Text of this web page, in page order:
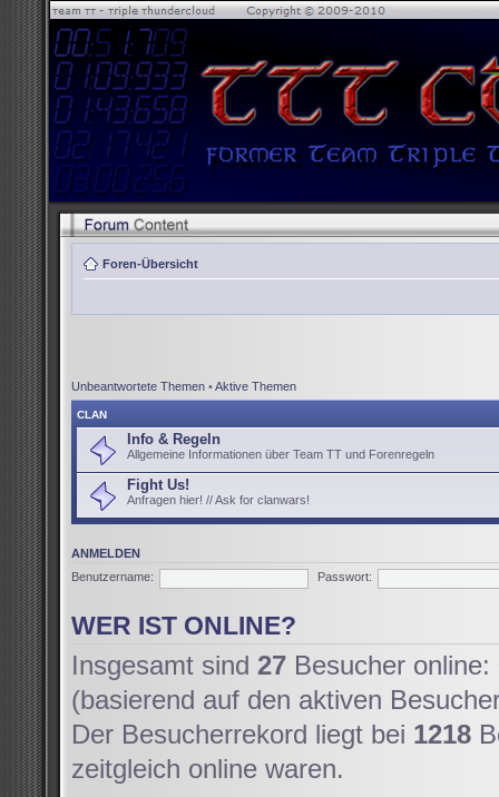
Foren-Übersicht
Unbeantwortete Themen •Aktive Themen
CLAN
Info & Regeln
Allgemeine Informationen über Team TT und Forenregeln
Fight Us!
Anfragen hier! // Ask for clanwars!
ANMELDEN
Benutzername:
Passwort:
WER IST ONLINE?
Insgesamt sind 27 Besucher
(basierend auf den aktiven
Der Besucherrekord liegt bei 1218
zeitgleich online waren.